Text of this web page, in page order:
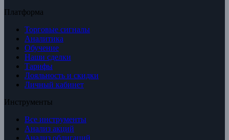
Платформа
Торговые сигналы
Аналитика
Обучение
Наши сделки
Тарифы
Лояльность и скидки
Личный кабинет
Инструменты
Все инструменты
Анализ акций
Анализ облигаций